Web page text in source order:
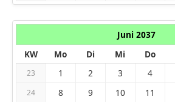
Juni 2037
KW
Mo Di Mi Do
23 1 2 3 4
24 8 9 10 11